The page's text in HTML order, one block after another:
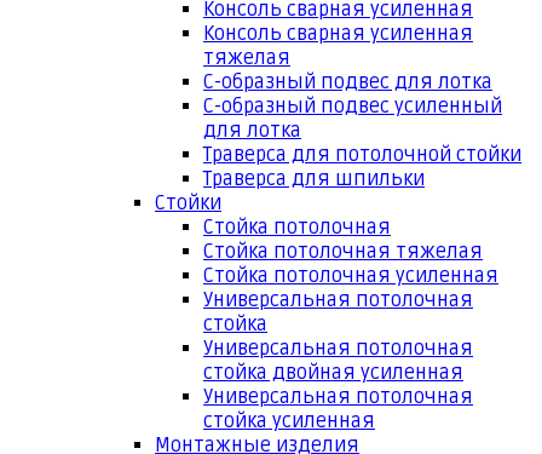
Консоль сварная усиленная
Консоль сварная усиленная
тяжелая
С-образный подвес для лотка
С-образный подвес усиленный
для лотка
Траверса для потолочной стойки
Траверса для шпильки
Стойки
Стойка потолочная
Стойка потолочная тяжелая
Стойка потолочная усиленная
Универсальная потолочная
стойка
Универсальная потолочная
стойка двойная усиленная
Универсальная потолочная
стойка усиленная
Монтажные изделия